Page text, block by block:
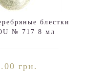
блестки
№ 717 8 мл
грн.